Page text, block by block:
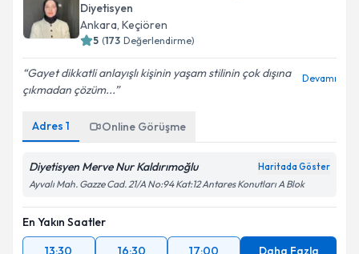
Diyetisyen
Ankara, Keçiören
5 (173 Değerlendirme)
Gayet dikkatli anlayışlı kişinin yaşam stilinin çok dışına
çıkmadan çözüm...
Devamı
Adres 1 Online Görüşme
Diyetisyen Merve Nur Kaldırımoğlu Haritada Göster
Ayvalı Mah. Gazze Cad. 21/A No:94 Kat:12 Antares Konutları A Blok
En Yakın Saatler
13:30
16:30 17:00 Daha Fazla